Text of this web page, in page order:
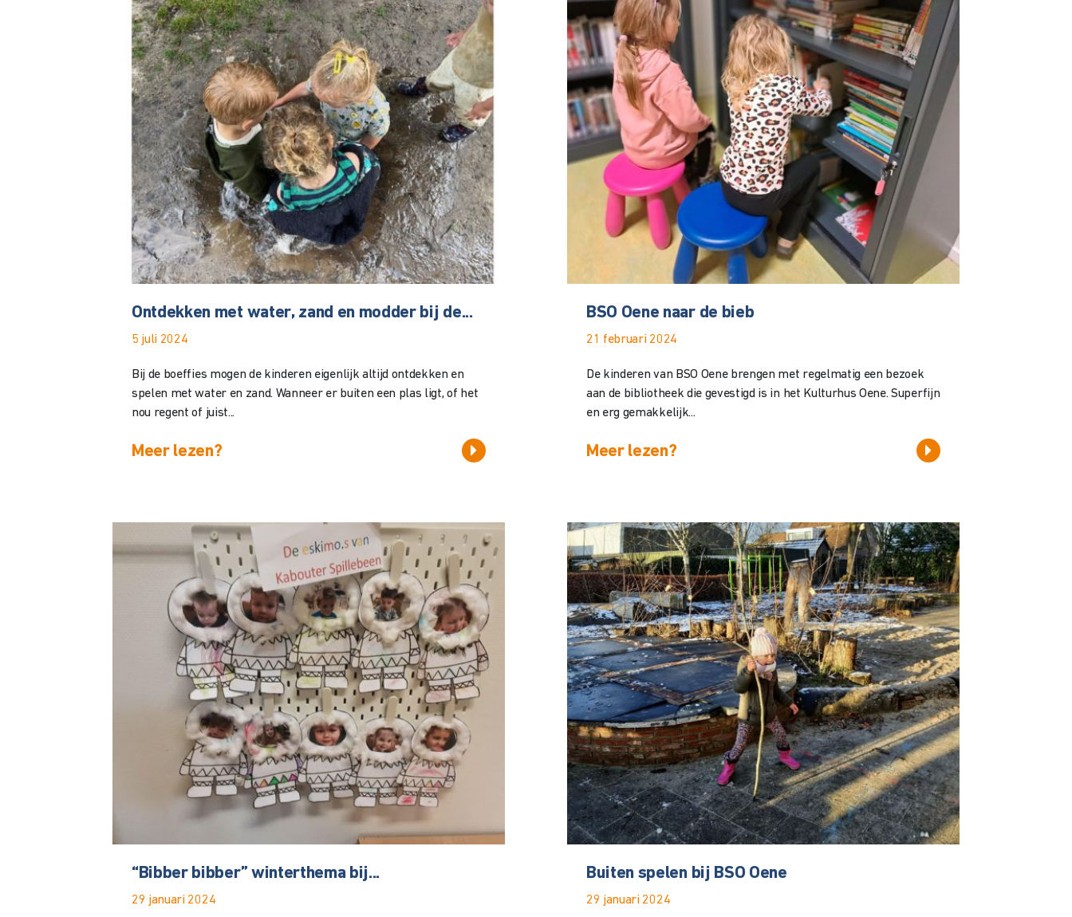
Ontdekken met water, zand en modder bij de...
5 juli 2024
Bij de boeffies mogen de kinderen eigenlijk altijd ontdekken en
spelen met water en zand. Wanneer er buiten een plas ligt, of het
nou regent of juist...
Meer lezen?
BSO Oene naar de bieb
21 februari 2024
De kinderen van BSO Oene brengen met regelmatig een bezoek
aan de bibliotheek die gevestigd is in het Kulturhus Oene. Superfijn
en erg gemakkelijk...
Meer lezen?
“Bibber bibber” winterthema bij...
29 januari 2024
Buiten spelen bij BSO Oene
29 januari 2024